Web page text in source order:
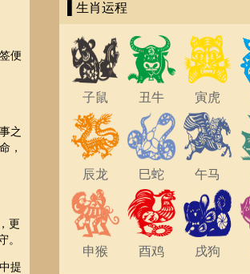
便
之
，
更
。
提
▌生肖运程
子鼠 丑牛 寅虎
辰龙 巳蛇 午马
申猴 酉鸡 戌狗